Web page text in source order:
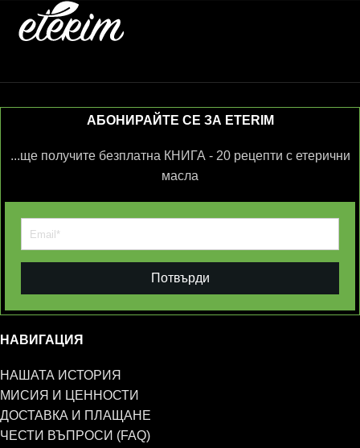
АБОНИРАЙТЕ СЕ ЗА ETERIM
...ще получите безплатна КНИГА - 20 рецепти с етерични
масла
Потвърди
НАВИГАЦИЯ
НАШАТА ИСТОРИЯ
МИСИЯ И ЦЕННОСТИ
ДОСТАВКА И ПЛАЩАНЕ
ЧЕСТИ ВЪПРОСИ (FAQ)